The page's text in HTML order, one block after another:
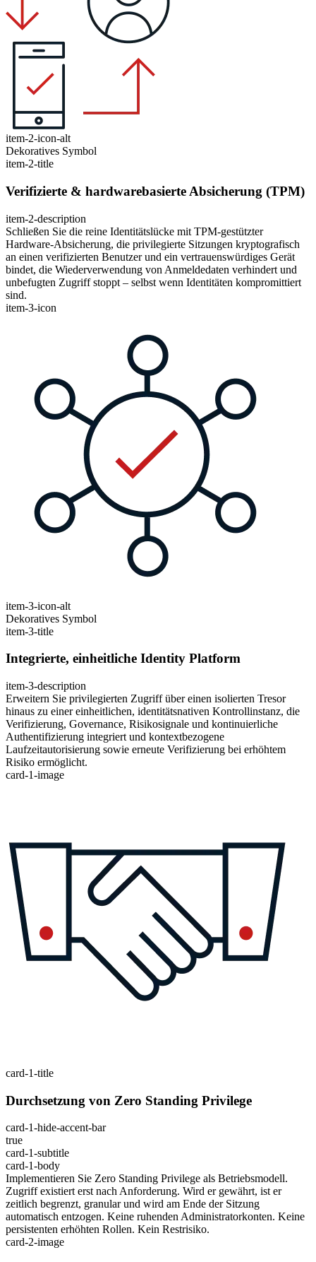
item-2-icon-alt
Dekoratives Symbol
item-2-title
Verifizierte & hardwarebasierte Absicherung (TPM)
item-2-description
Schließen Sie die reine Identitätslücke mit TPM-gestützter
Hardware-Absicherung, die privilegierte Sitzungen kryptografisch
an einen verifizierten Benutzer und ein vertrauenswürdiges Gerät
bindet, die Wiederverwendung von Anmeldedaten verhindert und
unbefugten Zugriff stoppt – selbst wenn Identitäten kompromittiert
sind.
item-3-icon
item-3-icon-alt
Dekoratives Symbol
item-3-title
Integrierte, einheitliche Identity Platform
item-3-description
Erweitern Sie privilegierten Zugriff über einen isolierten Tresor
hinaus zu einer einheitlichen, identitätsnativen Kontrollinstanz, die
Verifizierung, Governance, Risikosignale und kontinuierliche
Authentifizierung integriert und kontextbezogene
Laufzeitautorisierung sowie erneute Verifizierung bei erhöhtem
Risiko ermöglicht.
card-1-image
card-1-title
Durchsetzung von Zero Standing Privilege
card-1-hide-accent-bar
true
card-1-subtitle
card-1-body
Implementieren Sie Zero Standing Privilege als Betriebsmodell.
Zugriff existiert erst nach Anforderung. Wird er gewährt, ist er
zeitlich begrenzt, granular und wird am Ende der Sitzung
automatisch entzogen. Keine ruhenden Administratorkonten. Keine
persistenten erhöhten Rollen. Kein Restrisiko.
card-2-image